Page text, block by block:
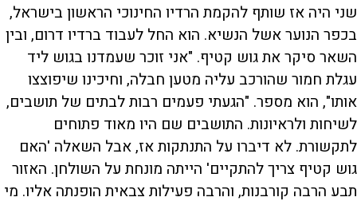
שני היה אז שותף להקמת הרדיו החינוכי הראשון בישראל,
בכפר הנוער אשל הנשיא. הוא החל לעבוד ברדיו דרום, ובין
השאר סיקר את גוש קטיף. "אני זוכר שעמדנו בגוש ליד
עגלת חמור שהורכב עליה מטען חבלה, וחיכינו שיפוצצו
אותו", הוא מספר. "הגעתי פעמים רבות לבתים של תושבים,
לשיחות ולראיונות. התושבים שם היו מאוד פתוחים
לתקשורת. לא דיברו על התנתקות אז, אבל השאלה 'האם
גוש קטיף צריך להתקיים' הייתה מונחת על השולחן. האזור
תבע הרבה קורבנות, והרבה פעילות צבאית הופנתה אליו. מי